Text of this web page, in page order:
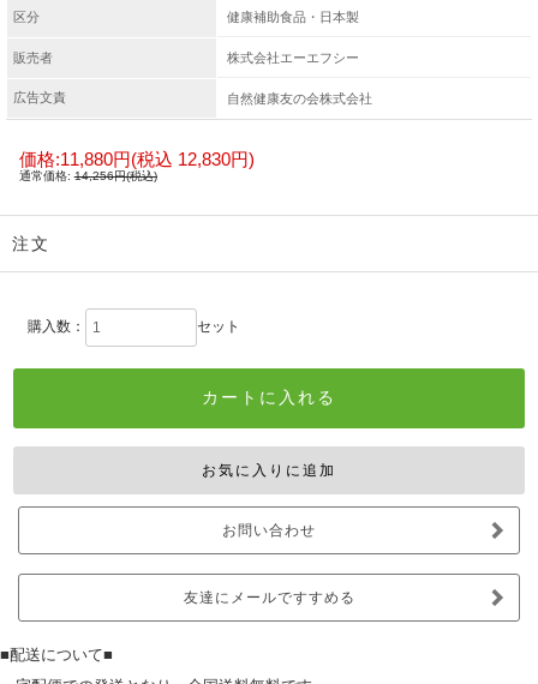
区分 健康補助食品・日本製
販売者 株式会社エーエフシー
広告文責 自然健康友の会株式会社
価格:11,880円(税込 12,830円)
通常価格:14,256円(税込)
注文
購入数： セット
お問い合わせ
友達にメールですすめる
■配送について■